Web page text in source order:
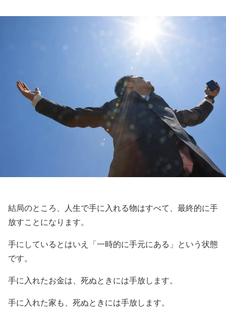
結局のところ、人生で手に入れる物はすべて、最終的に手
放すことになります。
手にしているとはいえ「一時的に手元にある」という状態
です。
手に入れたお金は、死ぬときには手放します。
手に入れた家も、死ぬときには手放します。